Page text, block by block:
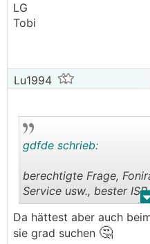
LG
Tobi
Lu1994
.
gdfde schrieb:
berechtigte Frage,
Service usw., bester
Ich bin aber jetzt bei
den Internetzugang
Da hättest aber auch
sie grad suchen 🤔